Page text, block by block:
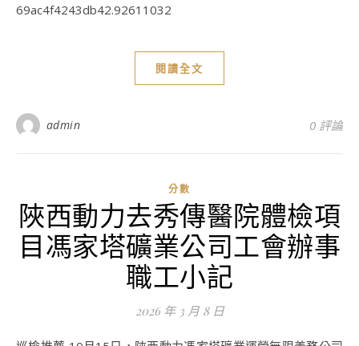
69ac4f4243db42.92611032
閱讀全文
admin 0 評論
分數
陜西動力去秀傳醫院體檢項
目馮家塔礦業公司工會辦事
職工小記
2026 年 3 月 8 日